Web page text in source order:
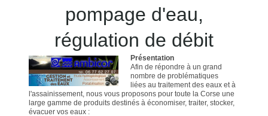
pompage d'eau,
régulation de débit
Présentation
Afin de répondre à un grand
nombre de problématiques
liées au traitement des eaux et à
l'assainissement, nous vous proposons pour toute la Corse une
large gamme de produits destinés à économiser, traiter, stocker,
évacuer vos eaux :